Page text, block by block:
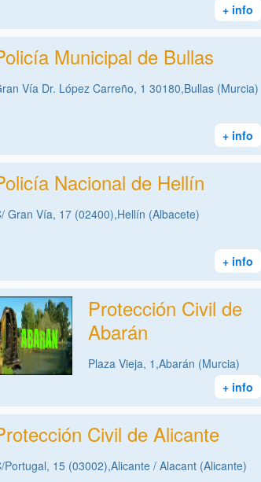
+ info
Municipal de Bullas
Vía Dr. López Carreño, 1 30180,Bullas (Murcia)
+ info
Nacional de Hellín
Gran Vía, 17 (02400),Hellín (Albacete)
+ info
Protección Civil de
Abarán
Plaza Vieja, 1,Abarán (Murcia)
+ info
Civil de Alicante
Portugal, 15 (03002),Alicante / Alacant (Alicante)